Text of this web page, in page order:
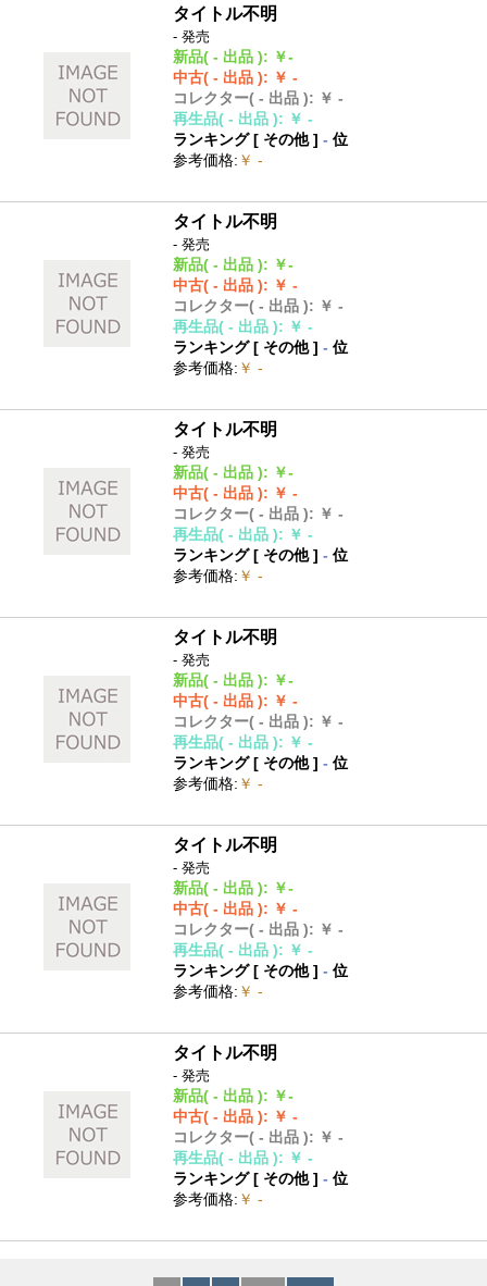
タイトル不明
- 発売
新品( - 出品 ): ￥-
中古( - 出品 ): ￥ -
コレクター( - 出品 ): ￥ -
再生品( - 出品 ): ￥ -
ランキング [ その他]- 位
参考価格: ￥ -
タイトル不明
- 発売
新品( - 出品 ): ￥-
中古( - 出品 ): ￥ -
コレクター( - 出品 ): ￥ -
再生品( - 出品 ): ￥ -
ランキング [ その他]- 位
参考価格: ￥ -
タイトル不明
- 発売
新品( - 出品 ): ￥-
中古( - 出品 ): ￥ -
コレクター( - 出品 ): ￥ -
再生品( - 出品 ): ￥ -
ランキング [ その他]- 位
参考価格: ￥ -
タイトル不明
- 発売
新品( - 出品 ): ￥-
中古( - 出品 ): ￥ -
コレクター( - 出品 ): ￥ -
再生品( - 出品 ): ￥ -
ランキング [ その他]- 位
参考価格: ￥ -
タイトル不明
- 発売
新品( - 出品 ): ￥-
中古( - 出品 ): ￥ -
コレクター( - 出品 ): ￥ -
再生品( - 出品 ): ￥ -
ランキング [ その他]- 位
参考価格: ￥ -
タイトル不明
- 発売
新品( - 出品 ): ￥-
中古( - 出品 ): ￥ -
コレクター( - 出品 ): ￥ -
再生品( - 出品 ): ￥ -
ランキング [ その他]- 位
参考価格: ￥ -